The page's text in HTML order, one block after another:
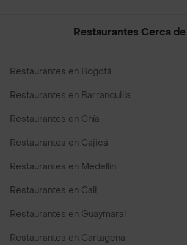
Restaurantes Cerca
Restaurantes en Bogotá
Restaurantes en Barranquilla
Restaurantes en Chía
Restaurantes en Cajicá
Restaurantes en Medellín
Restaurantes en Cali
Restaurantes en Guaymaral
Restaurantes en Cartagena